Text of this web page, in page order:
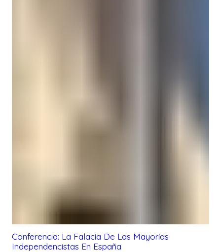
Conferencia: La Falacia De Las Mayorías
Independencistas En España